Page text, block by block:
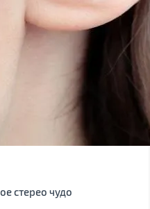
стерео чудо